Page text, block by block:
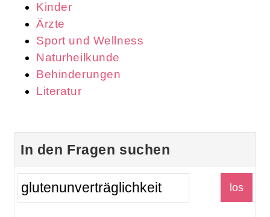
Kinder
Ärzte
Sport und Wellness
Naturheilkunde
Behinderungen
Literatur
In den Fragen suchen